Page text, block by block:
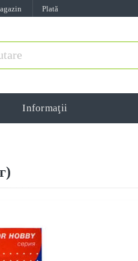
Plată
Informaţii